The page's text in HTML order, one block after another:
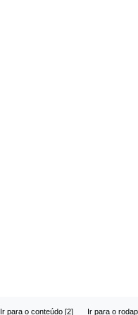
Ir para o conteúdo [2] Ir para o